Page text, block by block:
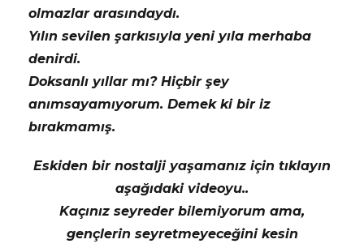
olmazlar arasındaydı.
Yılın sevilen şarkısıyla yeni yıla merhaba
denirdi.
Doksanlı yıllar mı? Hiçbir şey
anımsayamıyorum. Demek ki bir iz
bırakmamış.
Eskiden bir nostalji yaşamanız için tıklayın
aşağıdaki videoyu..
Kaçınız seyreder bilemiyorum ama,
gençlerin seyretmeyeceğini kesin